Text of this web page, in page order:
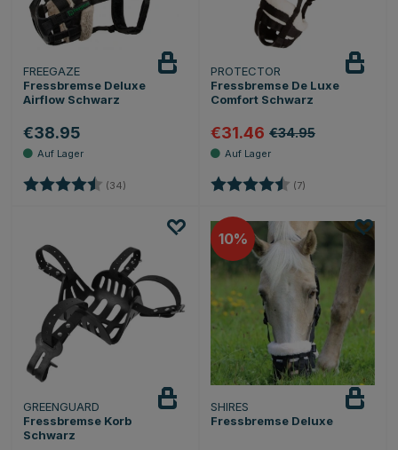
FREEGAZE
Fressbremse Deluxe
Airflow Schwarz
€38.95
Bewertung: (34) 4.4 von 5 Sternen
PROTECTOR
Fressbremse De Luxe
Comfort Schwarz
€31.46 €34.95
Bewertung: (7)
GREENGUARD
Fressbremse Korb
Schwarz
10
SHIRES
Fressbremse Deluxe